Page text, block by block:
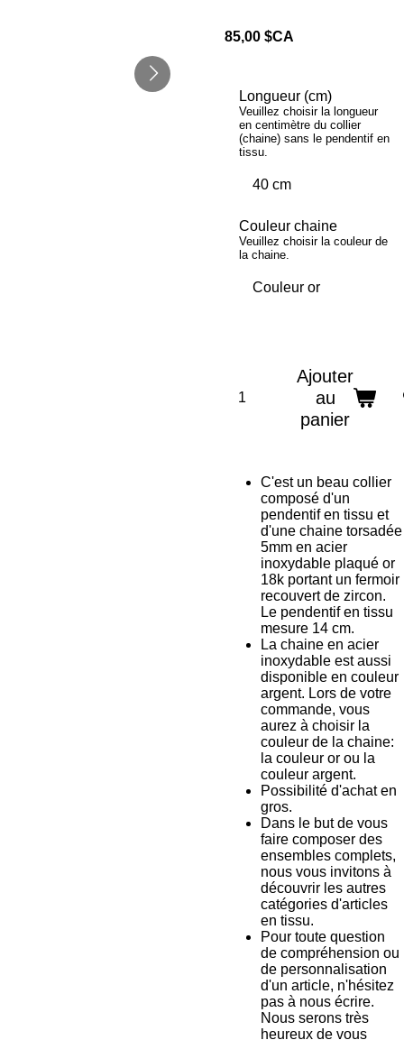
85,00 $CA
Longueur (cm)
Veuillez choisir la longueur
en centimètre du collier
(chaine) sans le pendentif en
tissu.
Couleur chaine
Veuillez choisir la couleur de
la chaine.
Ajouter
au
panier
C'est un beau collier
composé d'un
pendentif en tissu et
d'une chaine torsadée
5mm en acier
inoxydable plaqué or
18k portant un fermoir
recouvert de zircon.
Le pendentif en tissu
mesure 14 cm.
La chaine en acier
inoxydable est aussi
disponible en couleur
argent. Lors de votre
commande, vous
aurez à choisir la
couleur de la chaine:
la couleur or ou la
couleur argent.
Possibilité d'achat en
gros.
Dans le but de vous
faire composer des
ensembles complets,
nous vous invitons à
découvrir les autres
catégories d'articles
en tissu.
Pour toute question
de compréhension ou
de personnalisation
d'un article, n'hésitez
pas à nous écrire.
Nous serons très
heureux de vous